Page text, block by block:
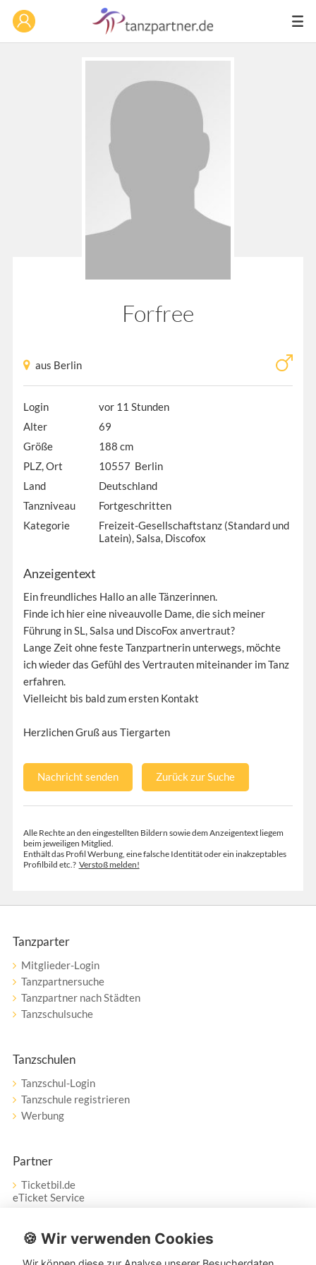
Forfree
aus Berlin
Login
vor 11 Stunden
Alter
69
Größe
188 cm
PLZ, Ort
10557 Berlin
Land
Deutschland
Tanzniveau
Fortgeschritten
Kategorie
Freizeit-Gesellschaftstanz (Standard und
Latein), Salsa, Discofox
Anzeigentext
Ein freundliches Hallo an alle Tänzerinnen.
Finde ich hier eine niveauvolle Dame, die sich meiner
Führung in SL, Salsa und DiscoFox anvertraut?
Lange Zeit ohne feste Tanzpartnerin unterwegs, möchte
ich wieder das Gefühl des Vertrauten miteinander im Tanz
erfahren.
Vielleicht bis bald zum ersten Kontakt
Herzlichen Gruß aus Tiergarten
Nachricht senden Zurück zur Suche
Alle Rechte an den eingestellten Bildern sowie dem Anzeigentext liegem
beim jeweiligen Mitglied.
Enthält das Profil Werbung, eine falsche Identität oder ein inakzeptables
Profilbild etc.? Verstoß melden!
Tanzparter
Mitglieder-Login
Tanzpartnersuche
Tanzpartner nach Städten
Tanzschulsuche
Tanzschulen
Tanzschul-Login
Tanzschule registrieren
Werbung
Partner
Ticketbil.de
eTicket Service
Vertrag widerrufen
🍪 Wir verwenden Cookies